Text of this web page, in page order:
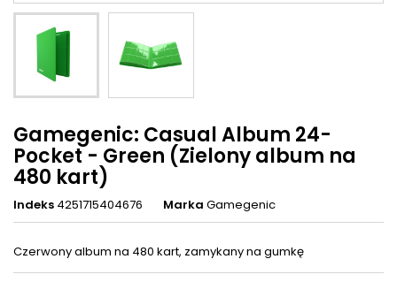
Gamegenic: Casual Album 24-
Pocket - Green (Zielony album na
480 kart)
Indeks 4251715404676 Marka Gamegenic
Czerwony album na 480 kart, zamykany na gumkę